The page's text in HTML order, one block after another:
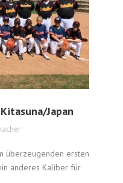
Japan
überzeugenden ersten
anderes Kaliber für